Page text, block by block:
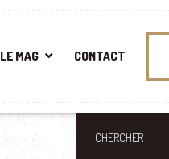
LE MAG CONTACT